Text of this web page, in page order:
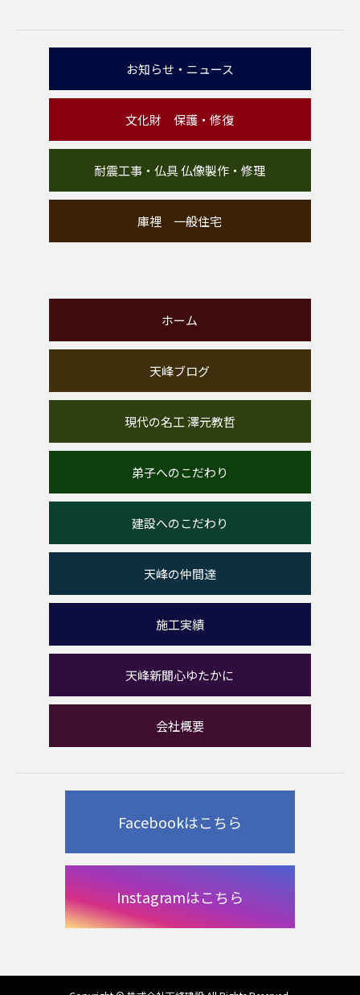
お知らせ・ニュース
文化財 保護・修復
耐震工事・仏具 仏像製作・修理
庫裡 一般住宅
ホーム
天峰ブログ
現代の名工 澤元教哲
弟子へのこだわり
建設へのこだわり
天峰の仲間達
施工実績
天峰新聞心ゆたかに
会社概要
Facebookはこちら
Instagramはこちら